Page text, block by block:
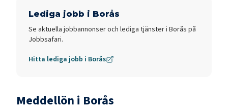
Lediga jobb i Borås
Se aktuella jobbannonser och lediga tjänster i Borås på
Jobbsafari.
Hitta lediga jobb i Borås
Meddellön i Borås